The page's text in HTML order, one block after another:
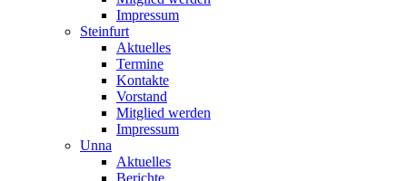
Impressum
Steinfurt
Aktuelles
Termine
Kontakte
Vorstand
Mitglied werden
Impressum
Unna
Aktuelles
Berichte